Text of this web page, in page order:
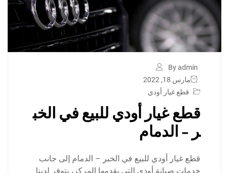
By admin
مارس 18, 2022
قطع غيار أودي
قطع غيار أودي للبيع في الخب
ر – الدمام
قطع غيار أودي للبيع في الخبر – الدمام إلى جانب
خدمات صيانة أودي التي يقدمها المركز، يتوفر لدينا